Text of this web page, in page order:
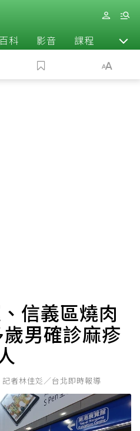
百科 影音 課程 退休
信義區燒肉
男確診麻疹
者林佳彣／台北即時報導